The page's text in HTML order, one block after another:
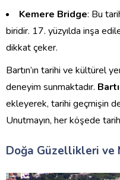
Kemere Bridge: Bu
biridir. 17. yüzyılda inşa
dikkat çeker.
Bartın’ın tarihi ve kültürel
deneyim sunmaktadır.
ekleyerek, tarihi geçmişin
Unutmayın, her köşede
Doğa Güzellikleri ve